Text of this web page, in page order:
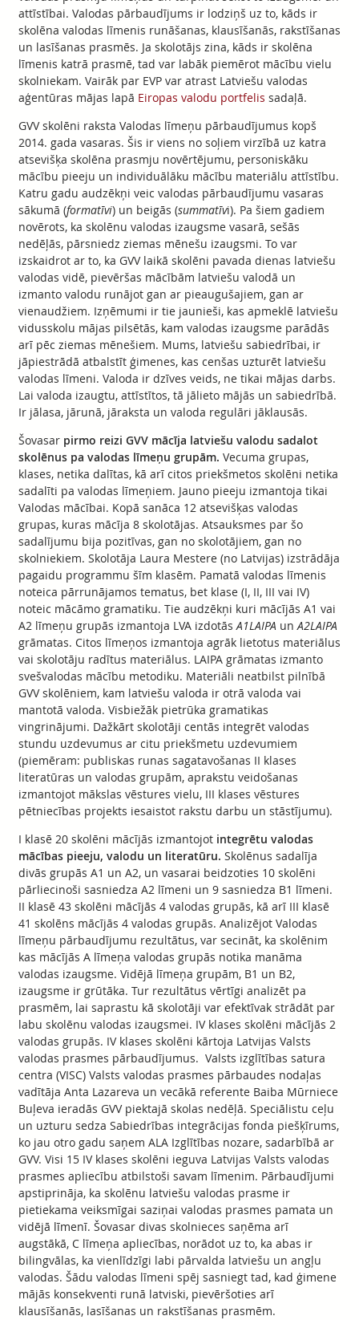
attīstībai. Valodas pārbaudījums ir lodziņš uz to, kāds ir
skolēna valodas līmenis runāšanas, klausīšanās, rakstīšanas
un lasīšanas prasmēs. Ja skolotājs zina, kāds ir skolēna
līmenis katrā prasmē, tad var labāk piemērot mācību vielu
skolniekam. Vairāk par EVP var atrast Latviešu valodas
aģentūras mājas lapā Eiropas valodu portfelis sadaļā.
GVV skolēni raksta Valodas līmeņu pārbaudījumus kopš
2014. gada vasaras. Šis ir viens no soļiem virzībā uz katra
atsevišķa skolēna prasmju novērtējumu, personiskāku
mācību pieeju un individuālāku mācību materiālu attīstību.
Katru gadu audzēkņi veic valodas pārbaudījumu vasaras
sākumā (formatīvi) un beigās (summatīvi). Pa šiem gadiem
novērots, ka skolēnu valodas izaugsme vasarā, sešās
nedēļās, pārsniedz ziemas mēnešu izaugsmi. To var
izskaidrot ar to, ka GVV laikā skolēni pavada dienas latviešu
valodas vidē, pievēršas mācībām latviešu valodā un
izmanto valodu runājot gan ar pieaugušajiem, gan ar
vienaudžiem. Izņēmumi ir tie jaunieši, kas apmeklē latviešu
vidusskolu mājas pilsētās, kam valodas izaugsme parādās
arī pēc ziemas mēnešiem. Mums, latviešu sabiedrībai, ir
jāpiestrādā atbalstīt ģimenes, kas cenšas uzturēt latviešu
valodas līmeni. Valoda ir dzīves veids, ne tikai mājas darbs.
Lai valoda izaugtu, attīstītos, tā jālieto mājās un sabiedrībā.
Ir jālasa, jārunā, jāraksta un valoda regulāri jāklausās.
Šovasar pirmo reizi GVV mācīja latviešu valodu sadalot
skolēnus pa valodas līmeņu grupām. Vecuma grupas,
klases, netika dalītas, kā arī citos priekšmetos skolēni netika
sadalīti pa valodas līmeņiem. Jauno pieeju izmantoja tikai
Valodas mācībai. Kopā sanāca 12 atsevišķas valodas
grupas, kuras mācīja 8 skolotājas. Atsauksmes par šo
sadalījumu bija pozitīvas, gan no skolotājiem, gan no
skolniekiem. Skolotāja Laura Mestere (no Latvijas) izstrādāja
pagaidu programmu šīm klasēm. Pamatā valodas līmenis
noteica pārrunājamos tematus, bet klase (I, II, III vai IV)
noteic mācāmo gramatiku. Tie audzēkņi kuri mācījās A1 vai
A2 līmeņu grupās izmantoja LVA izdotāsA1LAIPA unA2LAIPA
grāmatas. Citos līmeņos izmantoja agrāk lietotus materiālus
vai skolotāju radītus materiālus. LAIPA grāmatas izmanto
svešvalodas mācību metodiku. Materiāli neatbilst pilnībā
GVV skolēniem, kam latviešu valoda ir otrā valoda vai
mantotā valoda. Visbiežāk pietrūka gramatikas
vingrinājumi. Dažkārt skolotāji centās integrēt valodas
stundu uzdevumus ar citu priekšmetu uzdevumiem
(piemēram: publiskas runas sagatavošanas II klases
literatūras un valodas grupām, aprakstu veidošanas
izmantojot mākslas vēstures vielu, III klases vēstures
pētniecības projekts iesaistot rakstu darbu un stāstījumu).
I klasē 20 skolēni mācījās izmantojot integrētu valodas
mācības pieeju, valodu un literatūru. Skolēnus sadalīja
divās grupās A1 un A2, un vasarai beidzoties 10 skolēni
pārliecinoši sasniedza A2 līmeni un 9 sasniedza B1 līmeni.
II klasē 43 skolēni mācījās 4 valodas grupās, kā arī III klasē
41 skolēns mācījās 4 valodas grupās. Analizējot Valodas
līmeņu pārbaudījumu rezultātus, var secināt, ka skolēnim
kas mācījās A līmeņa valodas grupās notika manāma
valodas izaugsme. Vidējā līmeņa grupām, B1 un B2,
izaugsme ir grūtāka. Tur rezultātus vērtīgi analizēt pa
prasmēm, lai saprastu kā skolotāji var efektīvak strādāt par
labu skolēnu valodas izaugsmei. IV klases skolēni mācījās 2
valodas grupās. IV klases skolēni kārtoja Latvijas Valsts
valodas prasmes pārbaudījumus. Valsts izglītības satura
centra (VISC) Valsts valodas prasmes pārbaudes nodaļas
vadītāja Anta Lazareva un vecākā referente Baiba Mūrniece
Buļeva ieradās GVV piektajā skolas nedēļā. Speciālistu ceļu
un uzturu sedza Sabiedrības integrācijas fonda piešķīrums,
ko jau otro gadu saņem ALA Izglītības nozare, sadarbībā ar
GVV. Visi 15 IV klases skolēni ieguva Latvijas Valsts valodas
prasmes apliecību atbilstoši savam līmenim. Pārbaudījumi
apstiprināja, ka skolēnu latviešu valodas prasme ir
pietiekama veiksmīgai saziņai valodas prasmes pamata un
vidējā līmenī. Šovasar divas skolnieces saņēma arī
augstākā, C līmeņa apliecības, norādot uz to, ka abas ir
bilingvālas, ka vienlīdzīgi labi pārvalda latviešu un angļu
valodas. Šādu valodas līmeni spēj sasniegt tad, kad ģimene
mājās konsekventi runā latviski, pievēršoties arī
klausīšanās, lasīšanas un rakstīšanas prasmēm.